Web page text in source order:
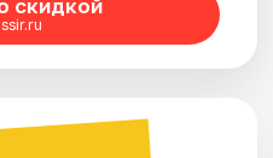
скидкой